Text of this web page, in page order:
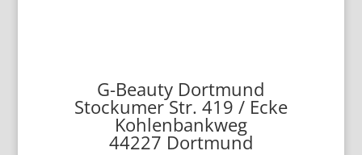
G-Beauty Dortmund
Stockumer Str. 419 / Ecke
Kohlenbankweg
44227 Dortmund